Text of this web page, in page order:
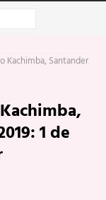
Kachimba, Santander
1 de